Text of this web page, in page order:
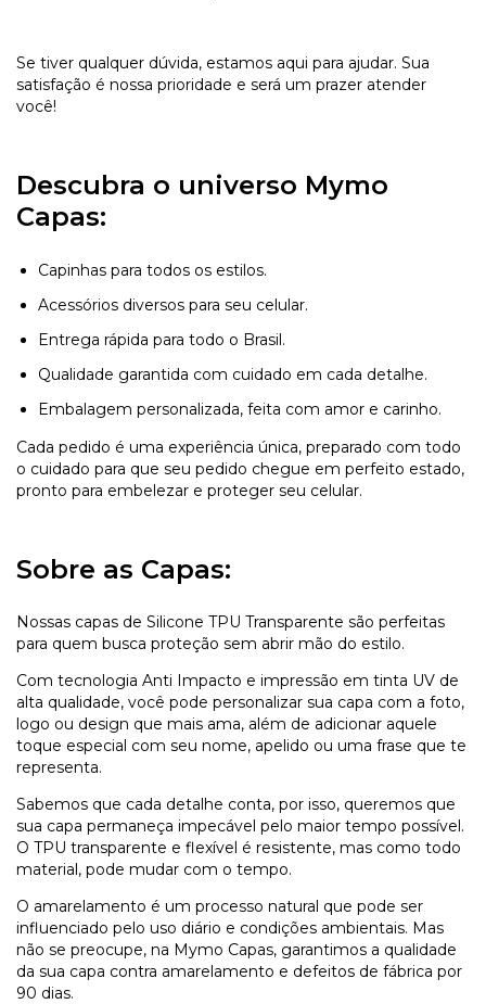
Se tiver qualquer dúvida, estamos aqui para ajudar. Sua
satisfação é nossa prioridade e será um prazer atender
você!
Descubra o universo Mymo
Capas:
Capinhas para todos os estilos.
Acessórios diversos para seu celular.
Entrega rápida para todo o Brasil.
Qualidade garantida com cuidado em cada detalhe.
Embalagem personalizada, feita com amor e carinho.
Cada pedido é uma experiência única, preparado com todo
o cuidado para que seu pedido chegue em perfeito estado,
pronto para embelezar e proteger seu celular.
Sobre as Capas:
Nossas capas de Silicone TPU Transparente são perfeitas
para quem busca proteção sem abrir mão do estilo.
Com tecnologia Anti Impacto e impressão em tinta UV de
alta qualidade, você pode personalizar sua capa com a foto,
logo ou design que mais ama, além de adicionar aquele
toque especial com seu nome, apelido ou uma frase que te
representa.
Sabemos que cada detalhe conta, por isso, queremos que
sua capa permaneça impecável pelo maior tempo possível.
O TPU transparente e flexível é resistente, mas como todo
material, pode mudar com o tempo.
O amarelamento é um processo natural que pode ser
influenciado pelo uso diário e condições ambientais. Mas
não se preocupe, na Mymo Capas, garantimos a qualidade
da sua capa contra amarelamento e defeitos de fábrica por
90 dias.